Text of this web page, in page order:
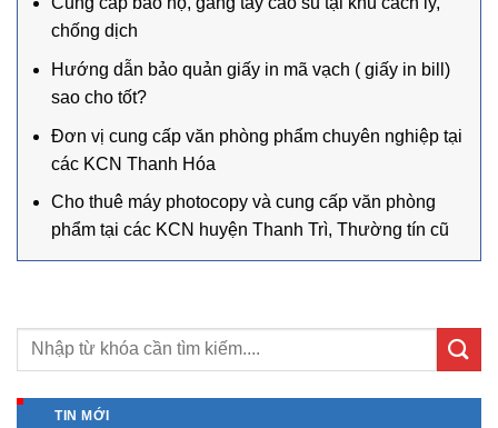
chống dịch
Hướng dẫn bảo quản giấy in mã vạch ( giấy in bill)
sao cho tốt?
Đơn vị cung cấp văn phòng phẩm chuyên nghiệp tại
các KCN Thanh Hóa
Cho thuê máy photocopy và cung cấp văn phòng
phẩm tại các KCN huyện Thanh Trì, Thường tín cũ
TIN MỚI